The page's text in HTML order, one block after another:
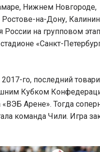
Нижнем Новгороде,
Ростове-на-Дону,
России на групповом
«Санкт-
го, последний
Кубком
Арене». Тогда
команда Чили. Игра